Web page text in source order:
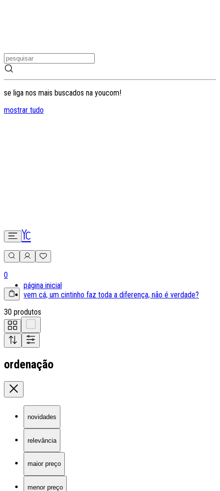
se liga nos mais buscados na youcom!
mostrar tudo
0
página inicial
vem cá, um cintinho faz toda a diferença, não é verdade?
30 produtos
ordenação
novidades
relevância
maior preço
menor preço